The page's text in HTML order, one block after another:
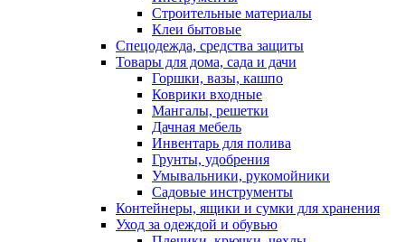
Строительные материалы
Клеи бытовые
Спецодежда, средства защиты
Товары для дома, сада и дачи
Горшки, вазы, кашпо
Коврики входные
Мангалы, решетки
Дачная мебель
Инвентарь для полива
Грунты, удобрения
Умывальники, рукомойники
Садовые инструменты
Контейнеры, ящики и сумки для хранения
Уход за одеждой и обувью